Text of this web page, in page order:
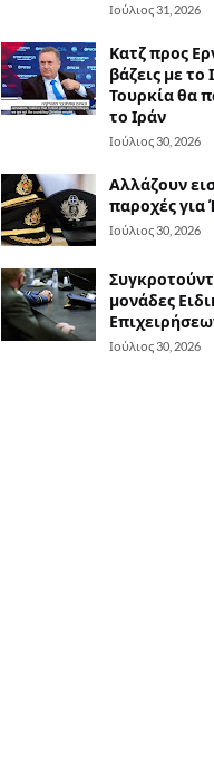
Ιούλιος 31, 2026
Κατζ προς
βάζεις με το
Τουρκία θα
το Ιράν
Ιούλιος 30, 2026
Αλλάζουν
παροχές για
Ιούλιος 30, 2026
μονάδες
Ιούλιος 30, 2026